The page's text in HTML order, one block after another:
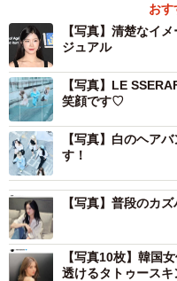
おす
【写真】清楚なイ
ジュアル
【写真】LE
笑顔です♡
【写真】白のヘア
す！
【写真】普段のカ
【写真10枚】韓国
透けるタトゥース